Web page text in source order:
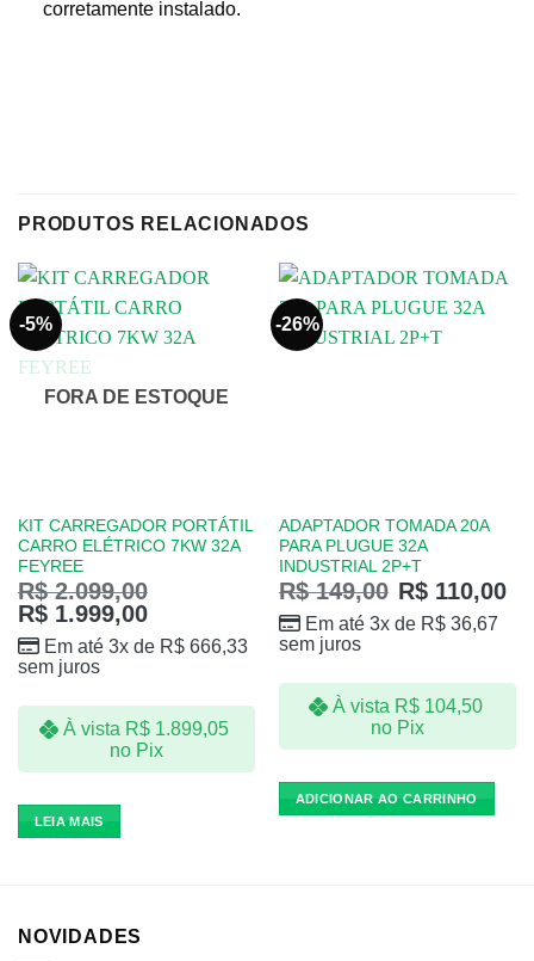
corretamente instalado.
PRODUTOS RELACIONADOS
-5%
FORA DE ESTOQUE
KIT CARREGADOR PORTÁTIL
CARRO ELÉTRICO 7KW 32A
FEYREE
R$2.099,00
R$1.999,00
Em até 3x de R$666,33
sem juros
À vista R$ 1.899,05
no Pix
LEIA MAIS
-26%
ADAPTADOR TOMADA 20A
PARA PLUGUE 32A
INDUSTRIAL 2P+T
R$149,00 R$110,00
Em até 3x de R$36,67
sem juros
À vista R$104,50
no Pix
ADICIONAR AO CARRINHO
NOVIDADES